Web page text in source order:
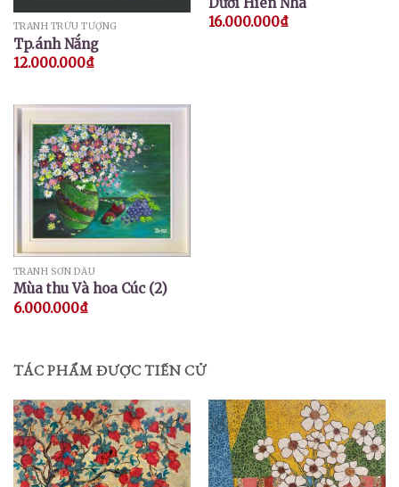
TRANH TRỪU TƯỢNG
Tp.ánh Nắng
12.000.000₫
16.000.000₫
TRANH SƠN DẦU
Mùa thu Và hoa Cúc (2)
6.000.000₫
TÁC PHẨM ĐƯỢC TIẾN CỬ